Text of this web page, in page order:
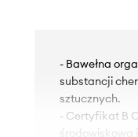
- Bawełna
substancji
sztucznych.
- Certyfikat B
środowiskowa